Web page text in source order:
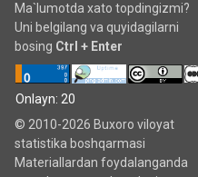
Ma`lumotda xato topdingizmi?
Uni belgilang va quyidagilarni
bosing Ctrl + Enter
Onlayn: 20
© 2010-2026 Buxoro viloyat
statistika boshqarmasi
Materiallardan foydalanganda